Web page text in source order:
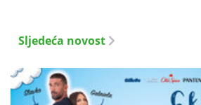
Sljedeća novost